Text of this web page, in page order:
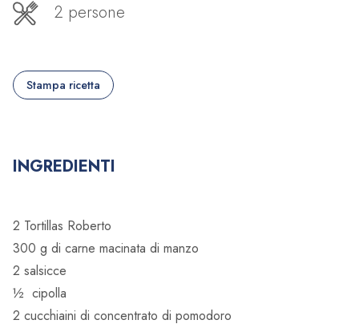
2 persone
Stampa ricetta
INGREDIENTI
2 Tortillas Roberto
300 g di carne macinata di manzo
2 salsicce
½ cipolla
2 cucchiaini di concentrato di pomodoro